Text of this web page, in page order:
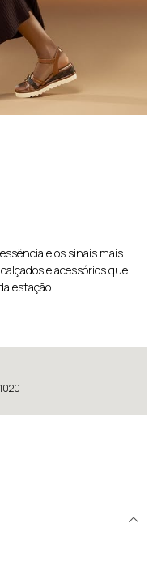
e os sinais mais
e acessórios que
estação .